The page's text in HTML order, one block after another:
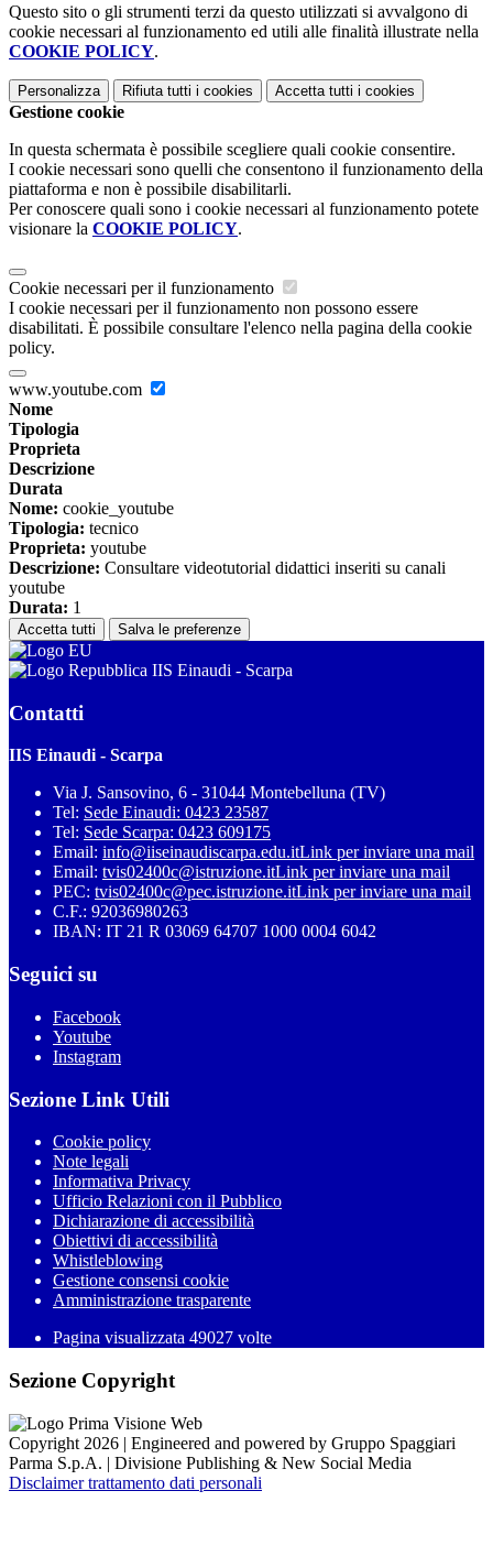
Questo sito o gli strumenti terzi da questo utilizzati si avvalgono di
cookie necessari al funzionamento ed utili alle finalità illustrate nella
COOKIE POLICY.
Personalizza Rifiuta tutti i cookies Accetta tutti i cookies
Gestione cookie
In questa schermata è possibile scegliere quali cookie consentire.
I cookie necessari sono quelli che consentono il funzionamento della
piattaforma e non è possibile disabilitarli.
Per conoscere quali sono i cookie necessari al funzionamento potete
visionare la COOKIE POLICY.
Cookie necessari per il funzionamento
I cookie necessari per il funzionamento non possono essere
disabilitati. È possibile consultare l'elenco nella pagina della cookie
policy.
www.youtube.com
Nome
Tipologia
Proprieta
Descrizione
Durata
Nome: cookie_youtube
Tipologia: tecnico
Proprieta: youtube
Descrizione: Consultare videotutorial didattici inseriti su canali
youtube
Durata: 1
Accetta tutti Salva le preferenze
IIS Einaudi - Scarpa
Contatti
IIS Einaudi - Scarpa
Via J. Sansovino, 6 - 31044 Montebelluna (TV)
Tel: Sede Einaudi: 0423 23587
Tel: Sede Scarpa: 0423 609175
Email: info@iiseinaudiscarpa.edu.itLink per inviare una mail
Email: tvis02400c@istruzione.itLink per inviare una mail
PEC: tvis02400c@pec.istruzione.itLink per inviare una mail
C.F.: 92036980263
IBAN: IT 21 R 03069 64707 1000 0004 6042
Seguici su
Facebook
Youtube
Instagram
Sezione Link Utili
Cookie policy
Note legali
Informativa Privacy
Ufficio Relazioni con il Pubblico
Dichiarazione di accessibilità
Obiettivi di accessibilità
Whistleblowing
Gestione consensi cookie
Amministrazione trasparente
Pagina visualizzata 49027 volte
Sezione Copyright
Copyright 2026 | Engineered and powered by Gruppo Spaggiari
Parma S.p.A. | Divisione Publishing & New Social Media
Disclaimer trattamento dati personali